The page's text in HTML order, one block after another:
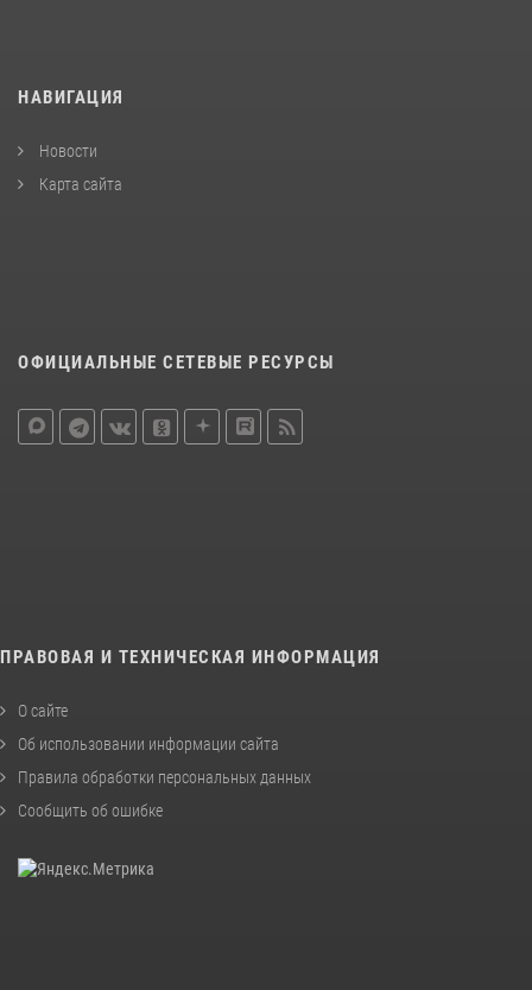
НАВИГАЦИЯ
Новости
Карта сайта
ОФИЦИАЛЬНЫЕ СЕТЕВЫЕ РЕСУРСЫ
ПРАВОВАЯ И ТЕХНИЧЕСКАЯ ИНФОРМАЦИЯ
О сайте
Об использовании информации сайта
Правила обработки персональных данных
Сообщить об ошибке